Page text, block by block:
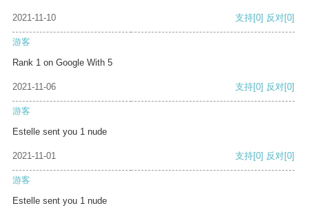
2021-11-10 支持[0] 反对[0]
游客
Rank 1 on Google With 5
2021-11-06 支持[0] 反对[0]
游客
Estelle sent you 1 nude
2021-11-01 支持[0] 反对[0]
游客
Estelle sent you 1 nude